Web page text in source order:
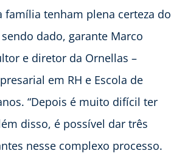
família tenham plena certeza do
dado, garante Marco
e diretor da Ornellas –
em RH e Escola de
“Depois é muito difícil ter
disso, é possível dar três
nesse complexo processo.